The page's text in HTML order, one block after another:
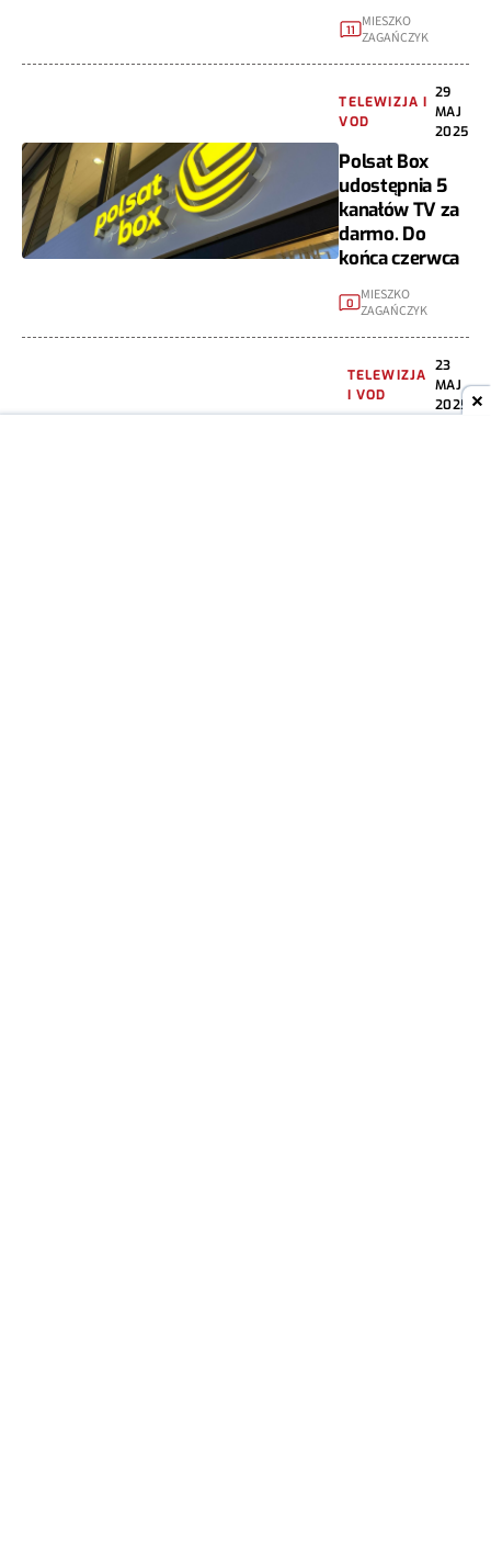
11 MIESZKO
ZAGAŃCZYK
TELEWIZJA I
VOD
29
MAJ
2025
Polsat Box
udostępnia 5
kanałów TV za
darmo. Do
końca czerwca
0
MIESZKO
ZAGAŃCZYK
TELEWIZJA
I VOD
23
MAJ
2025